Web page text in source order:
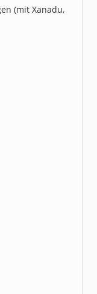
(mit Xanadu,